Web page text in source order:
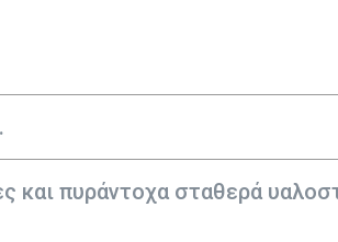
και πυράντοχα σταθερά